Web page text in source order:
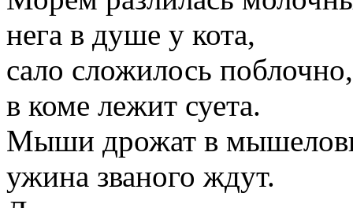
нега в душе у кота,
сало сложилось поблочно,
в коме лежит суета.
Мыши дрожат в
ужина званого ждут.